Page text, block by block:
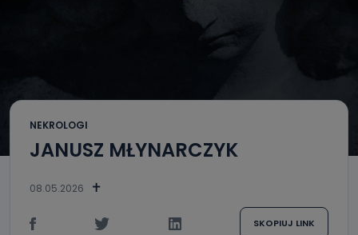
NEKROLOGI
JANUSZ MŁYNARCZYK
08.05.2026
SKOPIUJ LINK